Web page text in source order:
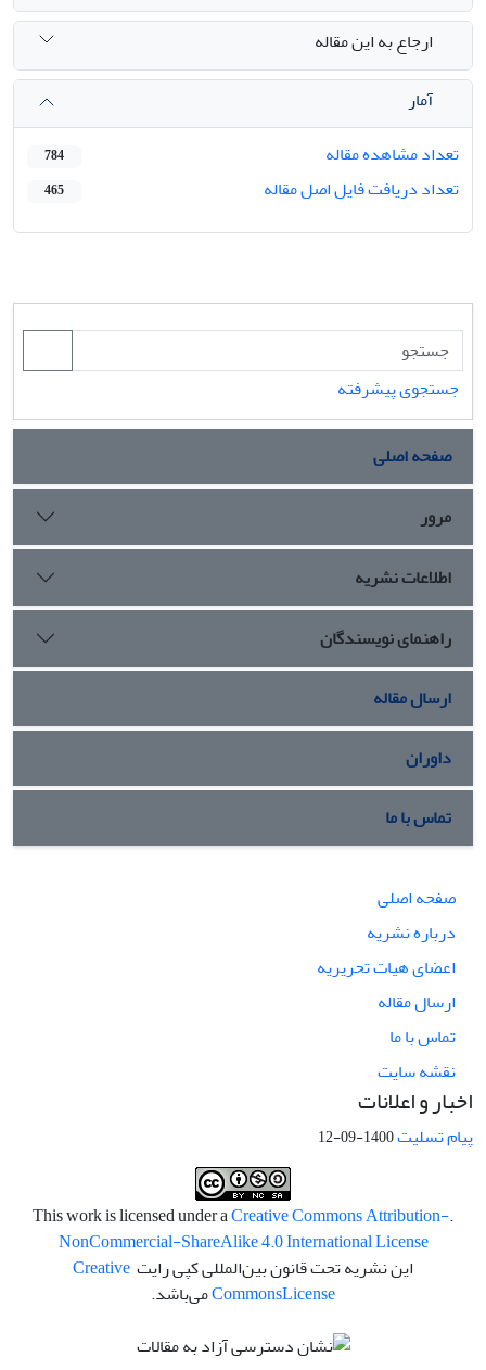
ارجاع به این مقاله
آمار
تعداد مشاهده مقاله
784
تعداد دریافت فایل اصل مقاله 465
جستجوی پیشرفته
صفحه اصلی
مرور
اطلاعات نشریه
راهنمای نویسندگان
ارسال مقاله
داوران
تماس با ما
صفحه اصلی
درباره نشریه
اعضای هیات تحریریه
ارسال مقاله
تماس با ما
نقشه سایت
اخبار و اعلانات
پیام تسلیت1400-09-12
.This work is licensed under a
Creative Commons Attribution-
NonCommercial-ShareAlike 4.0 International License
این نشریه تحت قانون بین‌المللی کپی رایت Creative
CommonsLicense می‌باشد.